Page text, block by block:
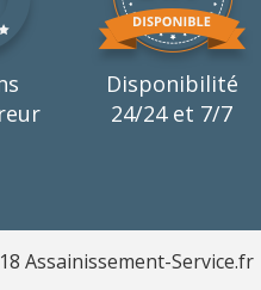
Disponibilité
24/24 et 7/7
Assainissement-Service.fr